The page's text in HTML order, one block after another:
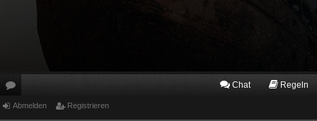
or
Chat Regeln
Abmelden Registrieren